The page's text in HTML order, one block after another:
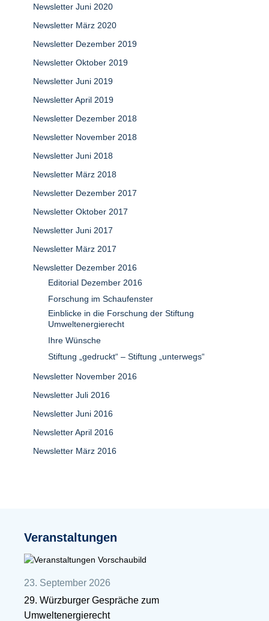
Newsletter Juni 2020
Newsletter März 2020
Newsletter Dezember 2019
Newsletter Oktober 2019
Newsletter Juni 2019
Newsletter April 2019
Newsletter Dezember 2018
Newsletter November 2018
Newsletter Juni 2018
Newsletter März 2018
Newsletter Dezember 2017
Newsletter Oktober 2017
Newsletter Juni 2017
Newsletter März 2017
Newsletter Dezember 2016
Editorial Dezember 2016
Forschung im Schaufenster
Einblicke in die Forschung der Stiftung
Umweltenergierecht
Ihre Wünsche
Stiftung „gedruckt“ – Stiftung „unterwegs“
Newsletter November 2016
Newsletter Juli 2016
Newsletter Juni 2016
Newsletter April 2016
Newsletter März 2016
Veranstaltungen
23. September 2026
29. Würzburger Gespräche zum
Umweltenergierecht